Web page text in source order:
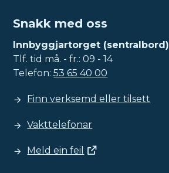
Snakk med oss
Innbyggjartorget (sentralbord)
Tlf. tid må. - fr.: 09 - 14
Telefon:53 65 40 00
Finn verksemd eller tilsett
Vakttelefonar
Meld ein feil